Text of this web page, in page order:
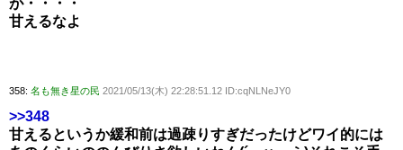
が・・・・
甘えるなよ
358: 名も無き星の民 2021/05/13(木) 22:28:51.12 ID:cqNLNeJY0
>>348
甘えるというか緩和前は過疎りすぎだったけどワイ的には